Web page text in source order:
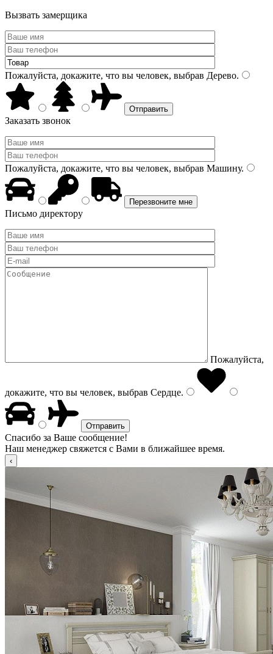
Вызвать замерщика
Пожалуйста, докажите, что вы человек, выбрав Дерево.
Заказать звонок
Пожалуйста, докажите, что вы человек, выбрав Машину.
Письмо директору
Пожалуйста,
докажите, что вы человек, выбрав Сердце.
Спасибо за Ваше сообщение!
Наш менеджер свяжется с Вами в ближайшее время.